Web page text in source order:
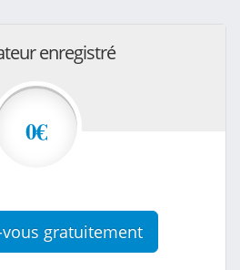
enregistré
0€
vous gratuitement